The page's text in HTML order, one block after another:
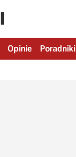
Opinie Poradniki